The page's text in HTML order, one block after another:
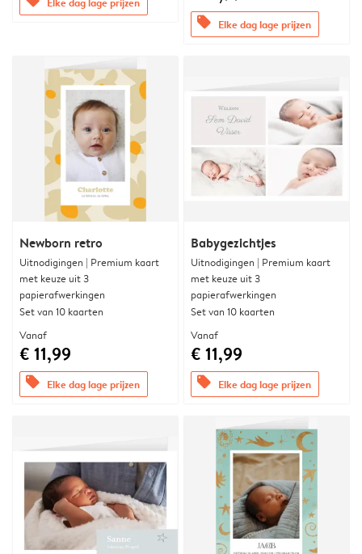
offers Elke dag lage prijzen
Newborn retro
Uitnodigingen | Premium kaart
met keuze uit 3
papierafwerkingen
Set van 10 kaarten
Vanaf
€ 11,99
offers Elke dag lage prijzen
Babygezichtjes
Uitnodigingen | Premium kaart
met keuze uit 3
papierafwerkingen
Set van 10 kaarten
Vanaf
€ 11,99
offers Elke dag lage prijzen